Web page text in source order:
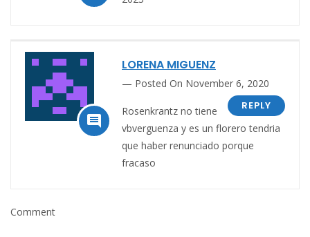

LORENA MIGUENZ
Posted On November 6, 2020
REPLY
Rosenkrantz no tiene
vbverguenza y es un florero tendria
que haber renunciado porque
fracaso
Comment